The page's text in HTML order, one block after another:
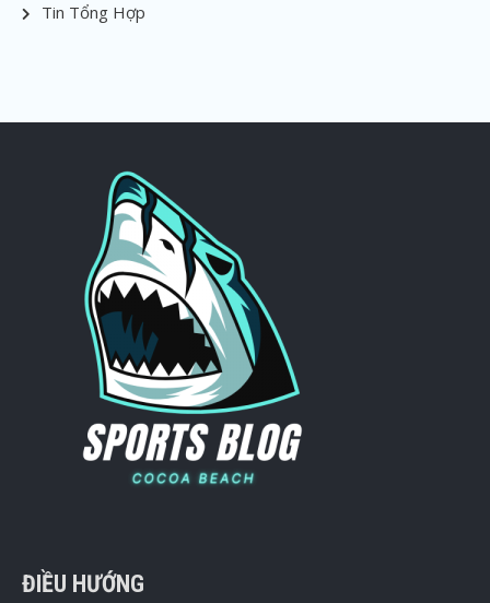
Tin Tổng Hợp
ĐIỀU HƯỚNG